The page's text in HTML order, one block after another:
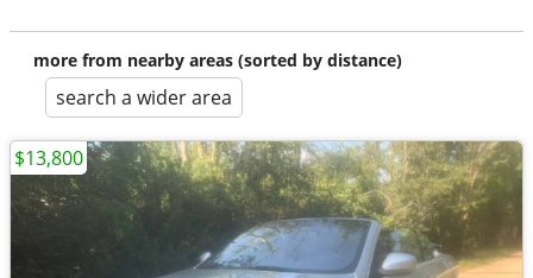
more from nearby areas (sorted by distance)
search a wider area
$13,800